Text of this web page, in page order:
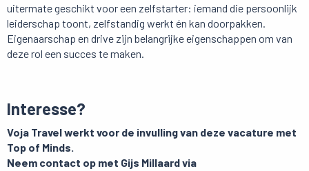
uitermate geschikt voor een zelfstarter: iemand die persoonlijk
leiderschap toont, zelfstandig werkt én kan doorpakken.
Eigenaarschap en drive zijn belangrijke eigenschappen om van
deze rol een succes te maken.
Interesse?
Voja Travel werkt voor de invulling van deze vacature met
Top of Minds.
Neem contact op met Gijs Millaard via